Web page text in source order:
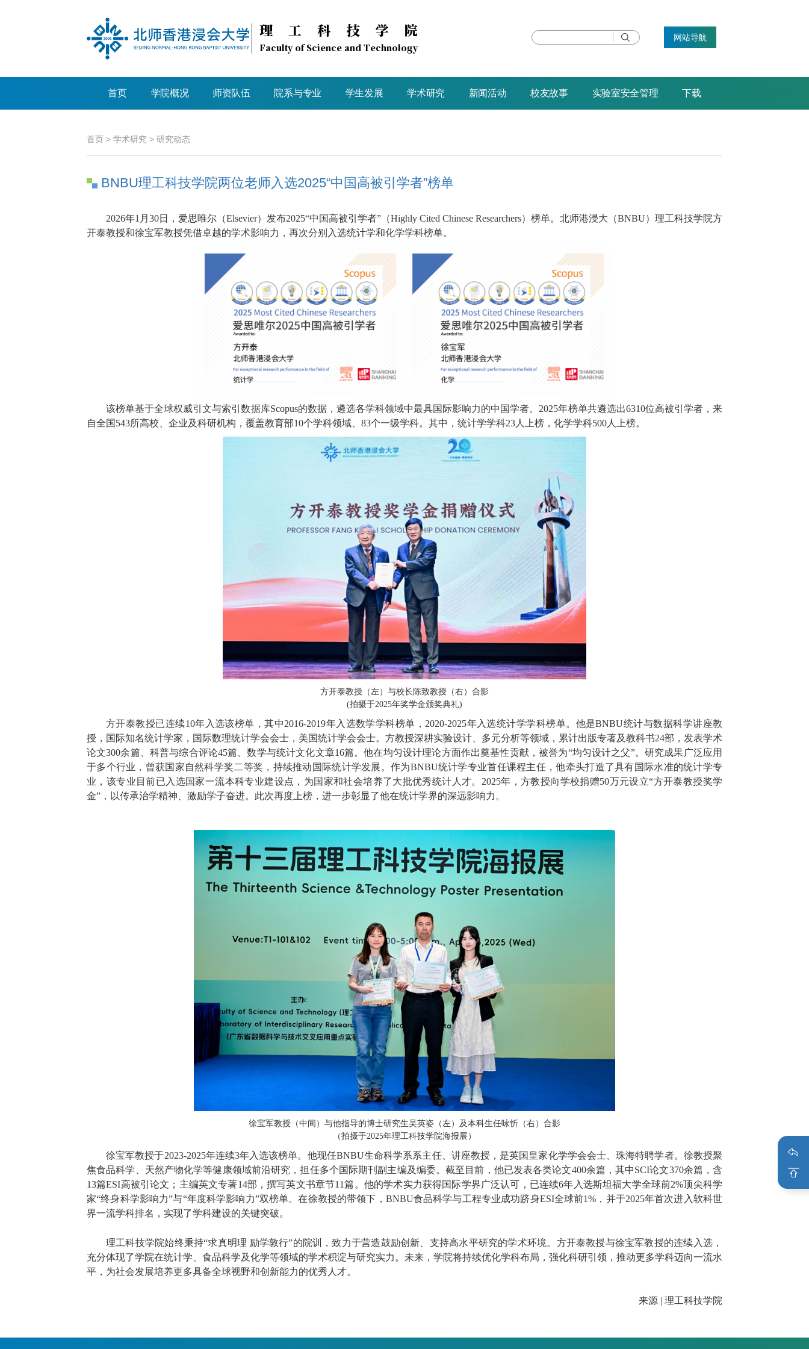
理工科技学院
Faculty of Science and Technology
网站导航
首页 学院概况 师资队伍 院系与专业 学生发展 学术研究 新闻活动 校友故事 实验室安全管理 下载
首页 > 学术研究 > 研究动态
BNBU理工科技学院两位老师入选2025“中国高被引学者”榜单
2026年1月30日，爱思唯尔（Elsevier）发布2025“中国高被引学者”（Highly Cited Chinese Researchers）榜单。北师港浸大（BNBU）理工科技学院方
开泰教授和徐宝军教授凭借卓越的学术影响力，再次分别入选统计学和化学学科榜单。
该榜单基于全球权威引文与索引数据库Scopus的数据，遴选各学科领域中最具国际影响力的中国学者。2025年榜单共遴选出6310位高被引学者，来
自全国543所高校、企业及科研机构，覆盖教育部10个学科领域、83个一级学科。其中，统计学学科23人上榜，化学学科500人上榜。
方开泰教授（左）与校长陈致教授（右）合影
(拍摄于2025年奖学金颁奖典礼)
方开泰教授已连续10年入选该榜单，其中2016-2019年入选数学学科榜单，2020-2025年入选统计学学科榜单。他是BNBU统计与数据科学讲座教
授，国际知名统计学家，国际数理统计学会会士，美国统计学会会士。方教授深耕实验设计、多元分析等领域，累计出版专著及教科书24部，发表学术
论文300余篇、科普与综合评论45篇、数学与统计文化文章16篇。他在均匀设计理论方面作出奠基性贡献，被誉为“均匀设计之父”。研究成果广泛应用
于多个行业，曾获国家自然科学奖二等奖，持续推动国际统计学发展。作为BNBU统计学专业首任课程主任，他牵头打造了具有国际水准的统计学专
业，该专业目前已入选国家一流本科专业建设点，为国家和社会培养了大批优秀统计人才。2025年，方教授向学校捐赠50万元设立“方开泰教授奖学
金”，以传承治学精神、激励学子奋进。此次再度上榜，进一步彰显了他在统计学界的深远影响力。
徐宝军教授（中间）与他指导的博士研究生吴英姿（左）及本科生任咏忻（右）合影
（拍摄于2025年理工科技学院海报展）
徐宝军教授于2023-2025年连续3年入选该榜单。他现任BNBU生命科学系系主任、讲座教授，是英国皇家化学学会会士、珠海特聘学者。徐教授聚
焦食品科学、天然产物化学等健康领域前沿研究，担任多个国际期刊副主编及编委。截至目前，他已发表各类论文400余篇，其中SCI论文370余篇，含
13篇ESI高被引论文；主编英文专著14部，撰写英文书章节11篇。他的学术实力获得国际学界广泛认可，已连续6年入选斯坦福大学全球前2%顶尖科学
家“终身科学影响力”与“年度科学影响力”双榜单。在徐教授的带领下，BNBU食品科学与工程专业成功跻身ESI全球前1%，并于2025年首次进入软科世
界一流学科排名，实现了学科建设的关键突破。
理工科技学院始终秉持“求真明理 励学敦行”的院训，致力于营造鼓励创新、支持高水平研究的学术环境。方开泰教授与徐宝军教授的连续入选，
充分体现了学院在统计学、食品科学及化学等领域的学术积淀与研究实力。未来，学院将持续优化学科布局，强化科研引领，推动更多学科迈向一流水
平，为社会发展培养更多具备全球视野和创新能力的优秀人才。
来源 | 理工科技学院